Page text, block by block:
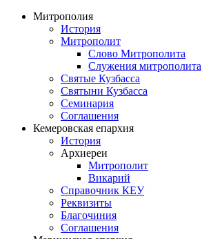
Митрополия
История
Митрополит
Слово Митрополита
Служения митрополита
Святые Кузбасса
Святыни Кузбасса
Семинария
Соглашения
Кемеровская епархия
История
Архиереи
Митрополит
Викарий
Справочник КЕУ
Реквизиты
Благочиния
Соглашения